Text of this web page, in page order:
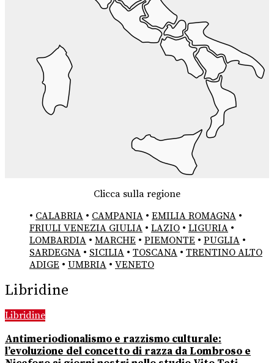
Clicca sulla regione
• CALABRIA • CAMPANIA • EMILIA ROMAGNA •
FRIULI VENEZIA GIULIA • LAZIO • LIGURIA •
LOMBARDIA • MARCHE • PIEMONTE • PUGLIA •
SARDEGNA • SICILIA • TOSCANA • TRENTINO ALTO
ADIGE • UMBRIA • VENETO
Libridine
Libridine
Antimeriodionalismo e razzismo culturale:
l’evoluzione del concetto di razza da Lombroso e